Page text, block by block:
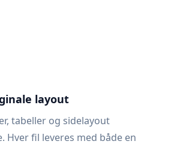
layout
tabeller og sidelayout
Hver fil leveres med både en